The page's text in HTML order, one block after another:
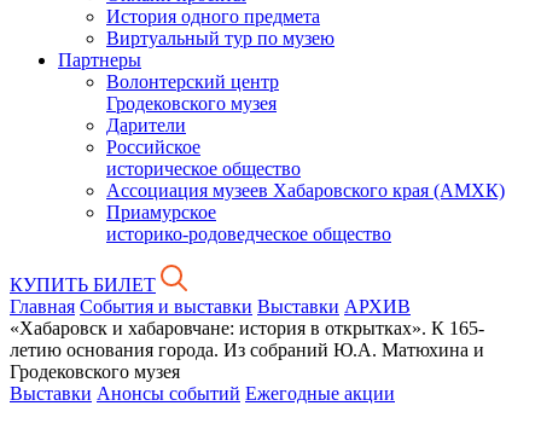
История одного предмета
Виртуальный тур по музею
Партнеры
Волонтерский центр
Гродековского музея
Дарители
Российское
историческое общество
Ассоциация музеев Хабаровского края (АМХК)
Приамурское
историко-родоведческое общество
КУПИТЬ БИЛЕТ
Главная События и выставки Выставки АРХИВ
«Хабаровск и хабаровчане: история в открытках». К 165-
летию основания города. Из собраний Ю.А. Матюхина и
Гродековского музея
Выставки Анонсы событий Ежегодные акции